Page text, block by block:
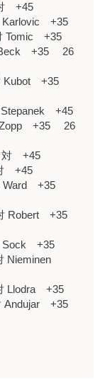
+45
+35
+35
+35 26
+35
+45
+35 26
+45
+45
Ward +35
+35
+35
+35
+35